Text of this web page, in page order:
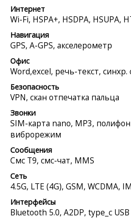
Интернет
Wi-Fi, HSPA+, HSDPA, HSUPA,
Навигация
GPS, A-GPS, акселерометр
Офис
Word,excel, речь-текст, синхр.
Безопасность
VPN, скан отпечатка пальца
Звонки
SIM-карта nano, MP3,
виброрежим
Сообщения
Смс Т9, смс-чат, MMS
Сеть
4.5G, LTE (4G), GSM, WCDMA,
Интерфейсы
Bluetooth 5.0, A2DP, type_c